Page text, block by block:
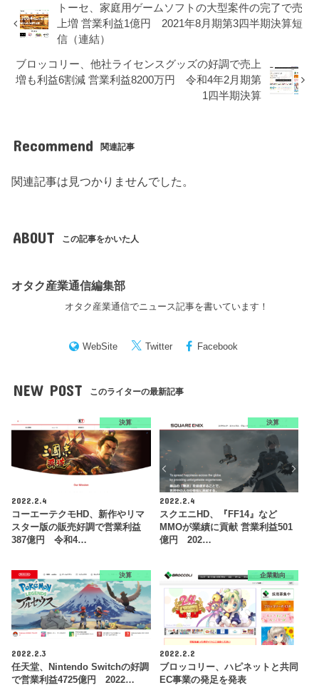
トーセ、家庭用ゲームソフトの大型案件の完了で売
上増 営業利益1億円 2021年8月期第3四半期決算短
信（連結）
ブロッコリー、他社ライセンスグッズの好調で売上
増も利益6割減 営業利益8200万円 令和4年2月期第
1四半期決算
Recommend 関連記事
関連記事は見つかりませんでした。
ABOUT この記事をかいた人
オタク産業通信編集部
オタク産業通信でニュース記事を書いています！
WebSite Twitter Facebook
NEW POST このライターの最新記事
決算
2022.2.4
コーエーテクモHD、新作やリマ
スター版の販売好調で営業利益
387億円 令和4…
決算
2022.2.4
スクエニHD、『FF14』など
MMOが業績に貢献 営業利益501
億円 202…
決算
2022.2.3
任天堂、Nintendo Switchの好調
で営業利益4725億円 2022…
企業動向
2022.2.2
ブロッコリー、ハピネットと共同
EC事業の発足を発表